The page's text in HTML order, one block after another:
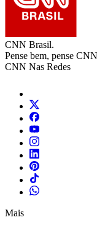
CNN Brasil.
Pense bem, pense
CNN Nas Redes
Mais